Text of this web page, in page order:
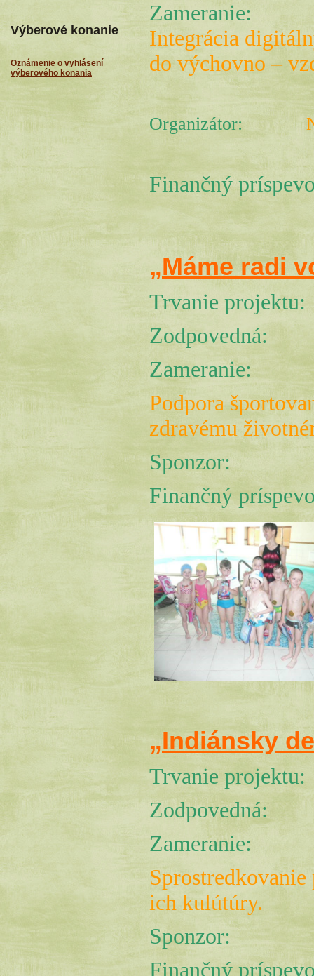
Výberové konanie
Oznámenie o vyhlásení
výberového konania
Zameranie:
Integrácia
do výchovno –
Organizátor:
Finančný
„Máme radi
Trvanie
Zodpovedná:
Zameranie:
Podpora
zdravému
Sponzor:
Finančný
„Indiánsky
Trvanie
Zodpovedná:
Zameranie:
ich kulútúry.
Sponzor:
Finančný